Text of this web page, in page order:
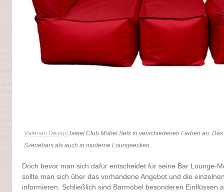
Valerian Design bietet Club Möbel Sets in verschiedenen Farben an. Das
Szenebars als auch in moderne Loungeecken.
Doch bevor man sich dafür entscheidet für seine Bar Lounge-
sollte man sich über das vorhandene Angebot und die
informieren. Schließlich sind Barmöbel besonderen Einflüssen